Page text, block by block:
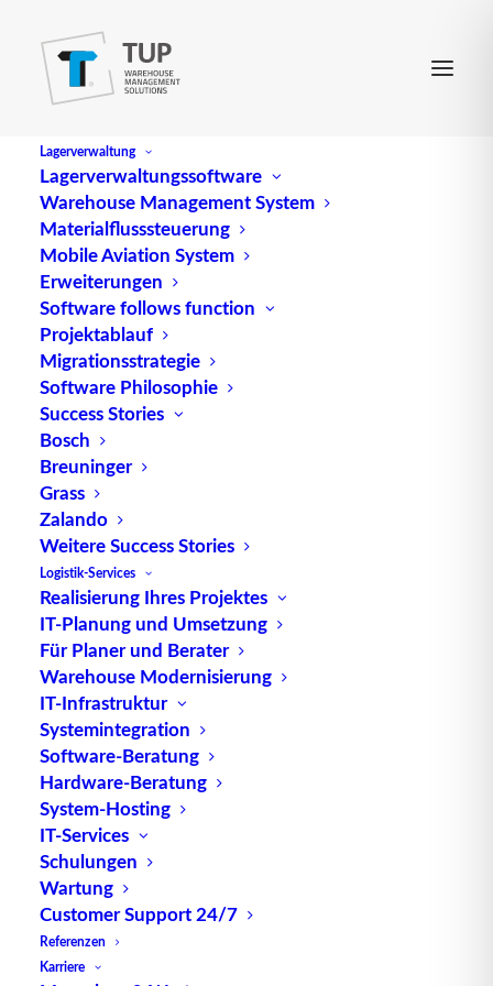
Lagerverwaltung
Lagerverwaltungssoftware
Warehouse Management System
Materialflusssteuerung
Mobile Aviation System
Erweiterungen
Software follows function
Projektablauf
Migrationsstrategie
Software Philosophie
Success Stories
Bosch
Breuninger
Grass
Zalando
Weitere Success Stories
Logistik-Services
Realisierung Ihres Projektes
IT-Planung und Umsetzung
Für Planer und Berater
Warehouse Modernisierung
IT-Infrastruktur
Systemintegration
Software-Beratung
Hardware-Beratung
System-Hosting
IT-Services
Schulungen
Wartung
Customer Support 24/7
Referenzen
Karriere
Warendistribution
(engl.Goods distribution) siehe Distributionslogistik
Quelle: logipedia / Fraunhofer IML
TUP GmbH & Co. KG
Die kombinierbare Lagerverwaltungs-Software von
TUP, liefert dank ihrer Flexibilität immer die
effektivste Lösung und ist zudem in hohem Maße
wiederverwendbar.
Kontakt
TUP GmbH & Co. KG
Fraunhoferstraße 1
D 76297 Stutensee
what3words ///ersehnt.beruf.hell